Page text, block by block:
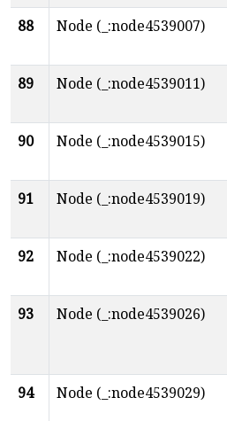
88
Node (_:node4539007)
89
Node (_:node4539011)
90
Node (_:node4539015)
91
Node (_:node4539019)
92
Node (_:node4539022)
93
Node (_:node4539026)
94 Node (_:node4539029)